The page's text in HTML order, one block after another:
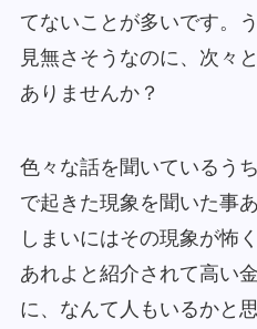
てないことが多いです。
見無さそうなのに、次々
ありませんか？
色々な話を聞いているう
で起きた現象を聞いた事
しまいにはその現象が怖
あれよと紹介されて高い
に、なんて人もいるかと思